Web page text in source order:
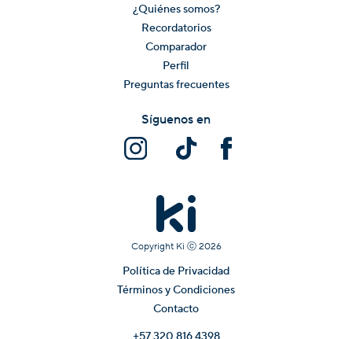
¿Quiénes somos?
Recordatorios
Comparador
Perfil
Preguntas frecuentes
Copyright Ki ⓒ 2026
Política de Privacidad
Términos y Condiciones
Contacto
Síguenos en